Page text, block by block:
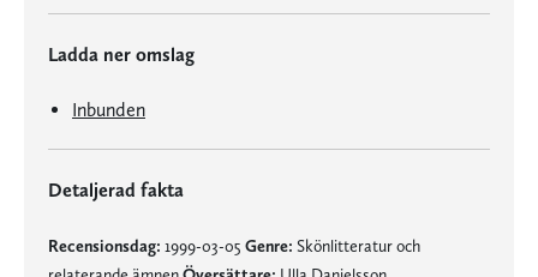
Ladda ner omslag
Inbunden
Detaljerad fakta
Recensionsdag: 1999-03-05 Genre: Skönlitteratur och